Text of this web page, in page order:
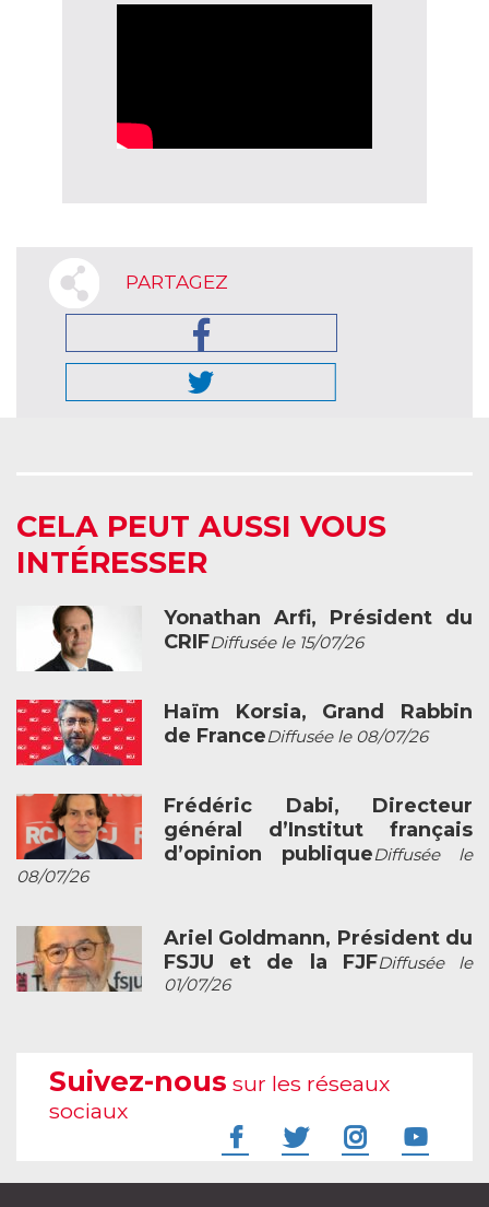
PARTAGEZ
CELA PEUT AUSSI VOUS
INTÉRESSER
Yonathan Arfi, Président du
CRIFDiffusée le 15/07/26
Haïm Korsia, Grand Rabbin
de FranceDiffusée le 08/07/26
Frédéric Dabi, Directeur
général d’Institut français
d’opinion publiqueDiffusée le
08/07/26
Ariel Goldmann, Président du
FSJU et de la FJFDiffusée le
01/07/26
Suivez-nous sur les réseaux
sociaux